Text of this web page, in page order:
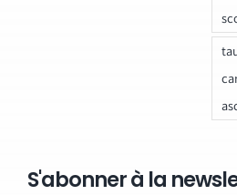
S'abonner à la